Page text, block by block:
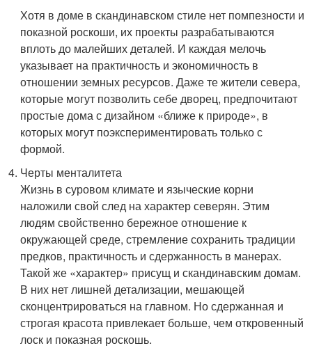
Хотя в доме в скандинавском стиле нет помпезности и
показной роскоши, их проекты разрабатываются
вплоть до малейших деталей. И каждая мелочь
указывает на практичность и экономичность в
отношении земных ресурсов. Даже те жители севера,
которые могут позволить себе дворец, предпочитают
простые дома с дизайном «ближе к природе», в
которых могут поэкспериментировать только с
формой.
Черты менталитета
Жизнь в суровом климате и языческие корни
наложили свой след на характер северян. Этим
людям свойственно бережное отношение к
окружающей среде, стремление сохранить традиции
предков, практичность и сдержанность в манерах.
Такой же «характер» присущ и скандинавским домам.
В них нет лишней детализации, мешающей
сконцентрироваться на главном. Но сдержанная и
строгая красота привлекает больше, чем откровенный
лоск и показная роскошь.